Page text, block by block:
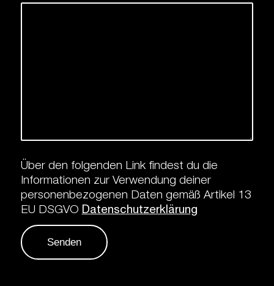
Über den folgenden Link findest du die
Informationen zur Verwendung deiner
personenbezogenen Daten gemäß Artikel 13
EU DSGVO Datenschutzerklärung